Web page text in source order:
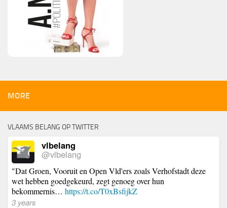
MORE
VLAAMS BELANG OP TWITTER
vlbelang
@vlbelang
"Dat Groen, Vooruit en Open Vld'ers zoals Verhofstadt deze
wet hebben goedgekeurd, zegt genoeg over hun
bekommernis… https://t.co/T0xBsfijkZ
3 years